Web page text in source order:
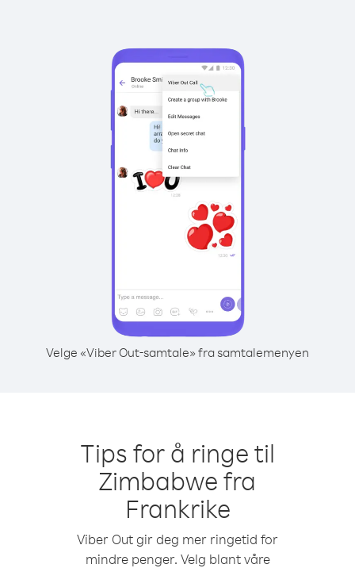
Velge «Viber Out-samtale» fra samtalemenyen
Tips for å ringe til
Zimbabwe fra
Frankrike
Viber Out gir deg mer ringetid for
mindre penger. Velg blant våre